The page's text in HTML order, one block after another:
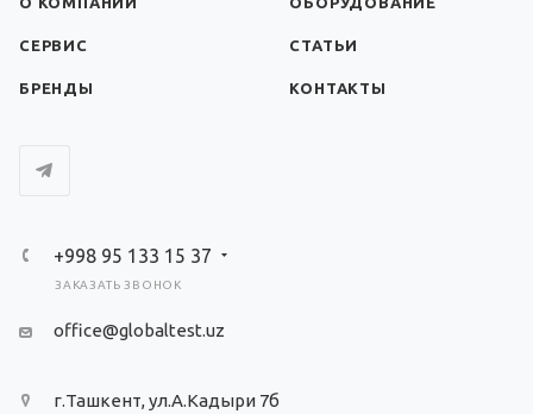
СЕРВИС СТАТЬИ
БРЕНДЫ КОНТАКТЫ
+998 95 133 15 37
ЗАКАЗАТЬ ЗВОНОК
office@globaltest.uz
г.Ташкент, ул.А.Кадыри 7б